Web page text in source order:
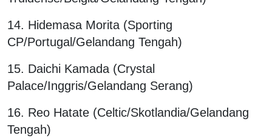
14. Hidemasa Morita (Sporting
CP/Portugal/Gelandang Tengah)
15. Daichi Kamada (Crystal
Palace/Inggris/Gelandang Serang)
16. Reo Hatate (Celtic/Skotlandia/Gelandang
Tengah)